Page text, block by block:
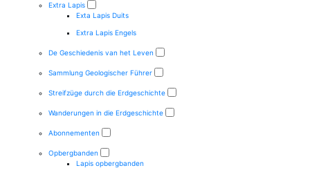
Extra Lapis
Exta Lapis Duits
Extra Lapis Engels
De Geschiedenis van het Leven
Sammlung Geologischer Führer
Streifzüge durch die Erdgeschichte
Wanderungen in die Erdgeschichte
Abonnementen
Opbergbanden
Lapis opbergbanden